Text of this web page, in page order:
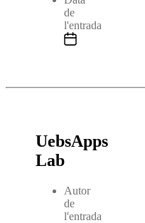
de
l'entrada
UebsApps
Lab
Autor
de
l'entrada